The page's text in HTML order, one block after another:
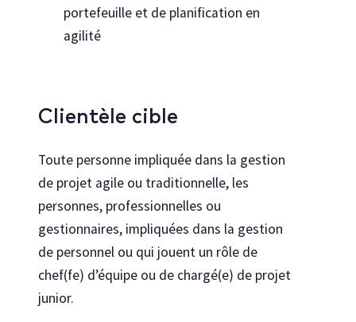
portefeuille et de planification en
agilité
Clientèle cible
Toute personne impliquée dans la gestion
de projet agile ou traditionnelle, les
personnes, professionnelles ou
gestionnaires, impliquées dans la gestion
de personnel ou qui jouent un rôle de
chef(fe) d’équipe ou de chargé(e) de projet
junior.